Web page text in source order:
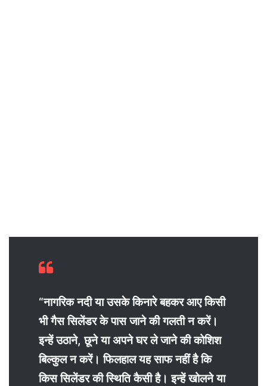
“नागरिक नदी या उसके किनारे बहकर आए किसी
भी गैस सिलेंडर के पास जाने की गलती न करें।
इन्हें उठाने, छूने या अपने घर ले जाने की कोशिश
बिल्कुल न करें। फिलहाल यह साफ नहीं है कि
किस सिलेंडर की स्थिति कैसी है। इन्हें खोलने या